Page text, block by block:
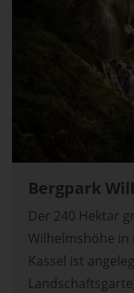
Bergpark
Der 240 Hektar
Wilhelmshöhe
Kassel ist